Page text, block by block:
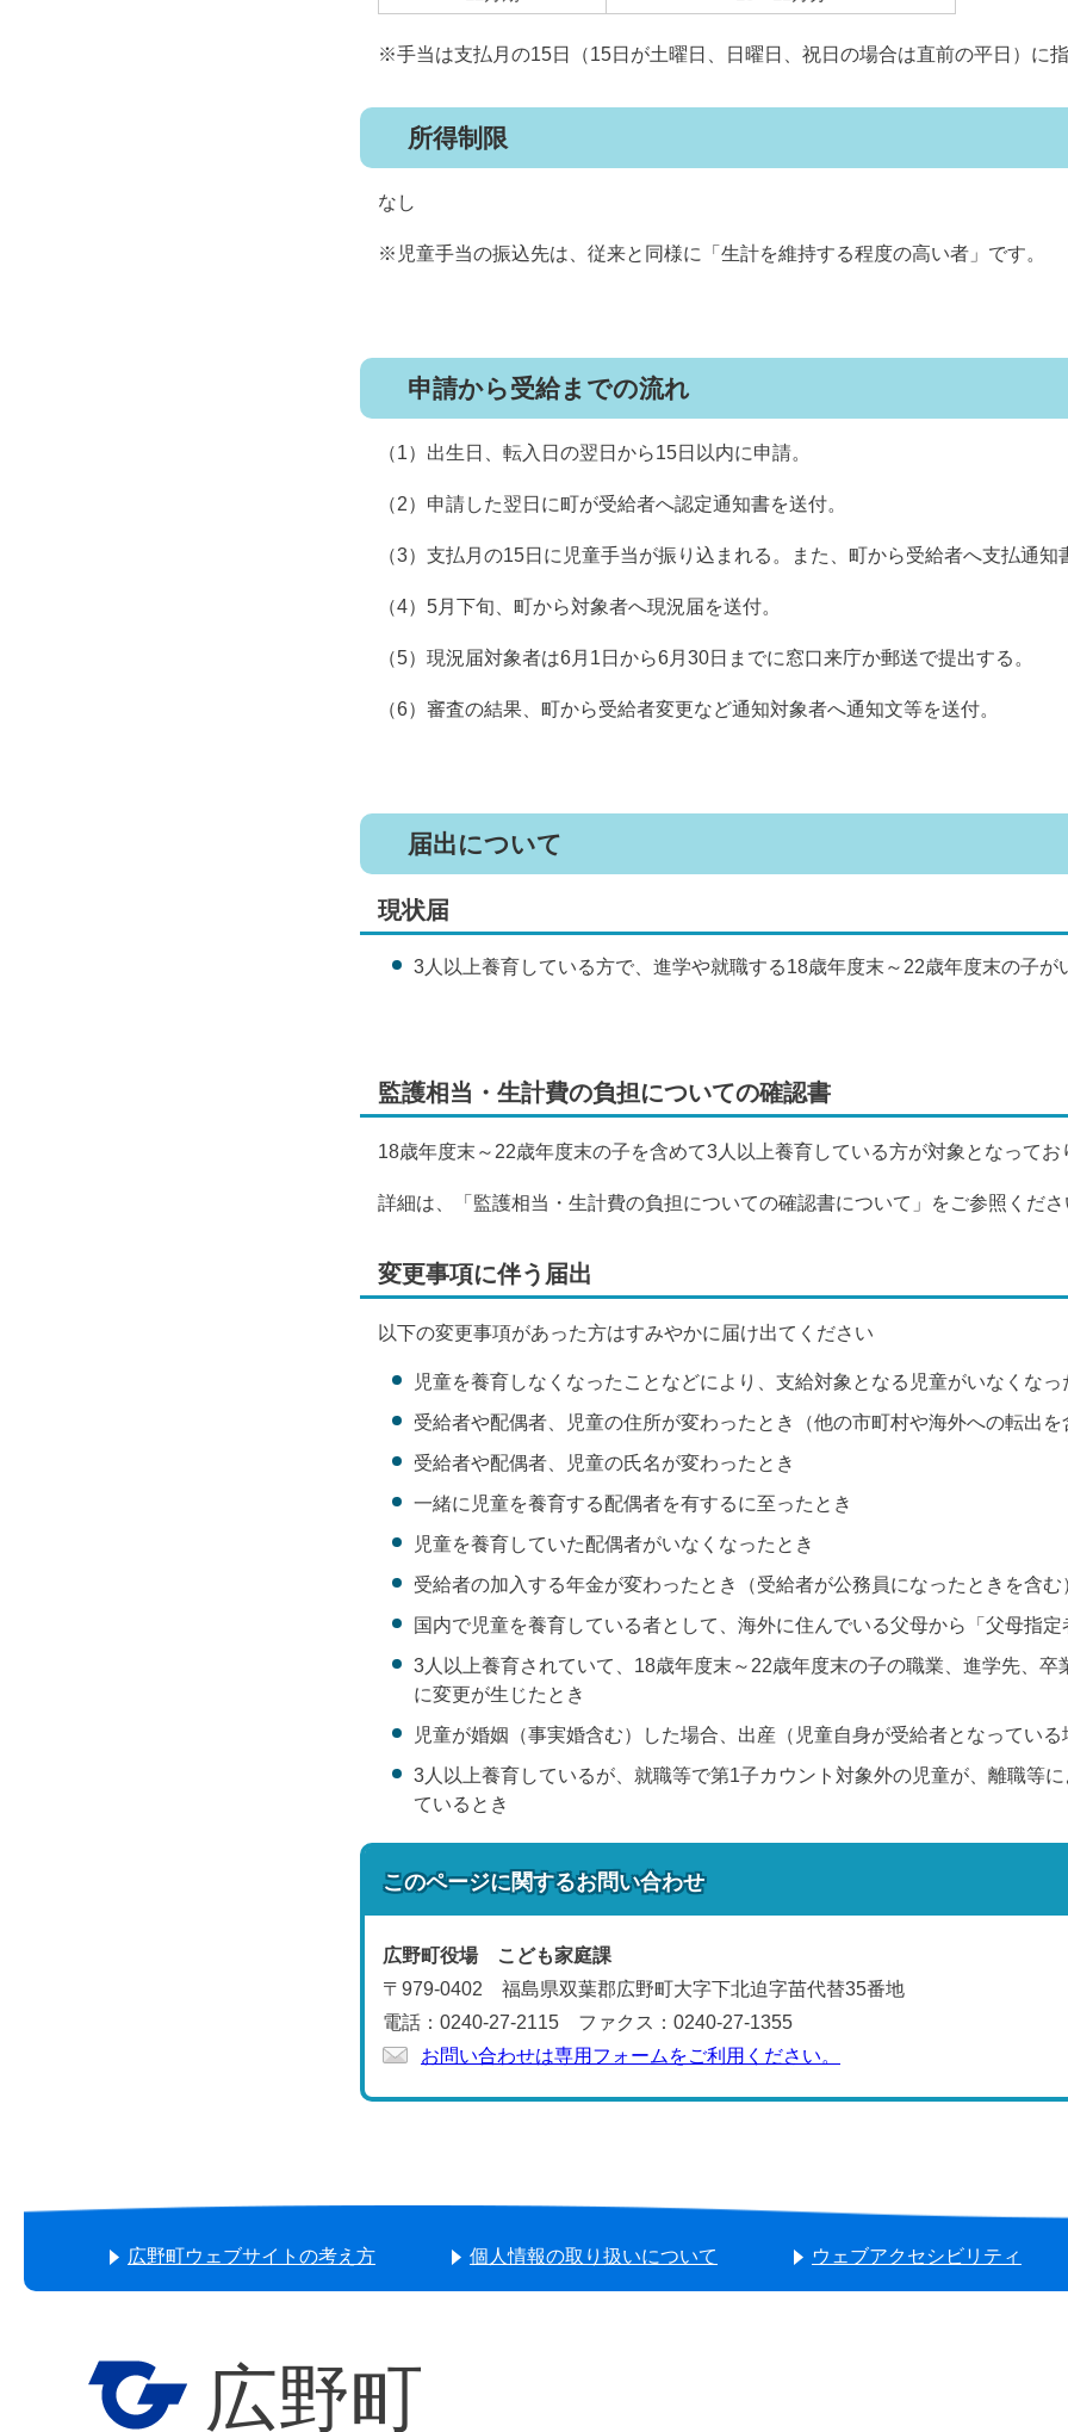
※手当は支払月の15日（15日が土曜日、日曜日、祝日の場合は直前の平日）に
所得制限
なし
※児童手当の振込先は、従来と同様に「生計を維持する程度の高い者」です。
申請から受給までの流れ
（1）出生日、転入日の翌日から15日以内に申請。
（2）申請した翌日に町が受給者へ認定通知書を送付。
（3）支払月の15日に児童手当が振り込まれる。また、町から受給者へ支払通知
（4）5月下旬、町から対象者へ現況届を送付。
（5）現況届対象者は6月1日から6月30日までに窓口来庁か郵送で提出する。
（6）審査の結果、町から受給者変更など通知対象者へ通知文等を送付。
届出について
現状届
3人以上養育している方で、進学や就職する18歳年度末～22歳年度末の子が
監護相当・生計費の負担についての確認書
18歳年度末～22歳年度末の子を含めて3人以上養育している方が対象となってお
詳細は、「監護相当・生計費の負担についての確認書について」をご参照くださ
変更事項に伴う届出
以下の変更事項があった方はすみやかに届け出てください
児童を養育しなくなったことなどにより、支給対象となる児童がいなくなっ
受給者や配偶者、児童の住所が変わったとき（他の市町村や海外への転出を
受給者や配偶者、児童の氏名が変わったとき
一緒に児童を養育する配偶者を有するに至ったとき
児童を養育していた配偶者がいなくなったとき
受給者の加入する年金が変わったとき（受給者が公務員になったときを含む
国内で児童を養育している者として、海外に住んでいる父母から「父母指定
3人以上養育されていて、18歳年度末～22歳年度末の子の職業、進学先、
に変更が生じたとき
児童が婚姻（事実婚含む）した場合、出産（児童自身が受給者となってい
3人以上養育しているが、就職等で第1子カウント対象外の児童が、離職等
ているとき
このページに関するお問い合わせ
広野町役場 こども家庭課
〒979-0402 福島県双葉郡広野町大字下北迫字苗代替35番地
電話：0240-27-2115 ファクス：0240-27-1355
お問い合わせは専用フォームをご利用ください。
広野町ウェブサイトの考え方 個人情報の取り扱いについて ウェブアクセシビリティ
広野町